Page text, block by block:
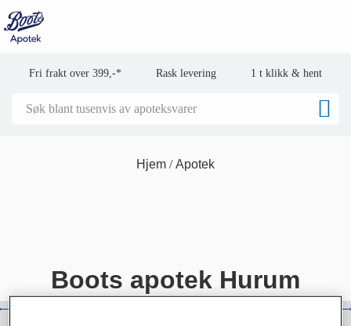
Fri frakt over 399,-* Rask levering 1 t klikk & hent
Hjem Apotek
Boots apotek Hurum